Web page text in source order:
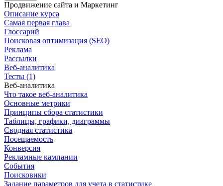
Продвижение сайта и Маркетинг
Описание курса
Самая первая глава
Глоссарий
Поисковая оптимизация (SEO)
Реклама
Рассылки
Веб-аналитика
Тесты (1)
Веб-аналитика
Что такое веб-аналитика
Основные метрики
Принципы сбора статистики
Таблицы, графики, диаграммы
Сводная статистика
Посещаемость
Конверсия
Рекламные кампании
События
Поисковики
Задание параметров для учета в статистике